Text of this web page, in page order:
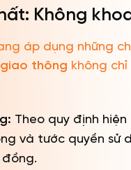
Không
áp dụng những
thông không
Theo quy định
và tước quyền sử